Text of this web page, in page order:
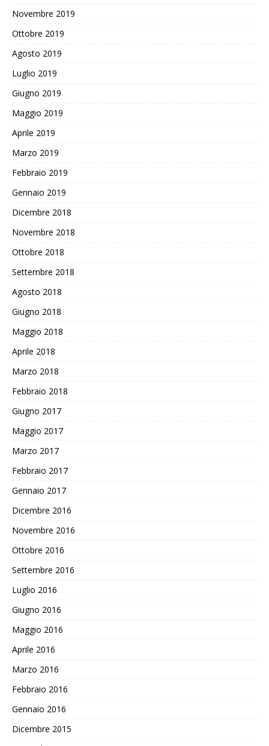
Novembre 2019
Ottobre 2019
Agosto 2019
Luglio 2019
Giugno 2019
Maggio 2019
Aprile 2019
Marzo 2019
Febbraio 2019
Gennaio 2019
Dicembre 2018
Novembre 2018
Ottobre 2018
Settembre 2018
Agosto 2018
Giugno 2018
Maggio 2018
Aprile 2018
Marzo 2018
Febbraio 2018
Giugno 2017
Maggio 2017
Marzo 2017
Febbraio 2017
Gennaio 2017
Dicembre 2016
Novembre 2016
Ottobre 2016
Settembre 2016
Luglio 2016
Giugno 2016
Maggio 2016
Aprile 2016
Marzo 2016
Febbraio 2016
Gennaio 2016
Dicembre 2015